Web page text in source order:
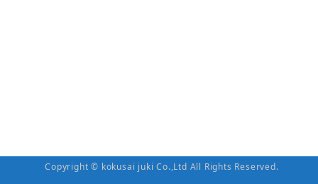
Copyright © kokusai juki Co.,Ltd All Rights Reserved.